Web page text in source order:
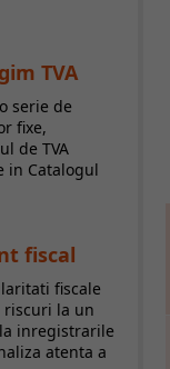
TVA
serie de
fixe,
de TVA
in Catalogul
fiscal
fiscale
riscuri la un
inregistrarile
atenta a